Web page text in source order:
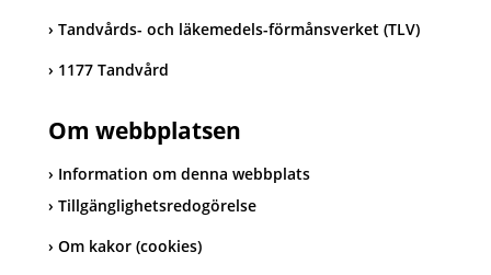
Tandvårds- och läkemedels-förmånsverket (TLV)
1177 Tandvård
Om webbplatsen
Information om denna webbplats
Tillgänglighetsredogörelse
Om kakor (cookies)